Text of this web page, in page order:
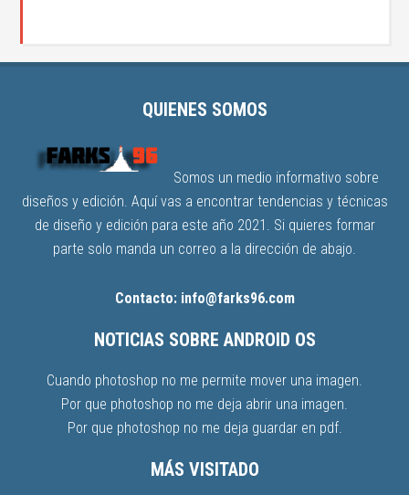
QUIENES SOMOS
Somos un medio informativo sobre
diseños y edición. Aquí vas a encontrar tendencias y técnicas
de diseño y edición para este año 2021. Si quieres formar
parte solo manda un correo a la dirección de abajo.
Contacto: info@farks96.com
NOTICIAS SOBRE ANDROID OS
Cuando photoshop no me permite mover una imagen.
Por que photoshop no me deja abrir una imagen.
Por que photoshop no me deja guardar en pdf.
MÁS VISITADO